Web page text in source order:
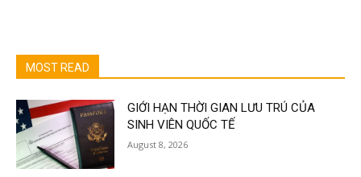
MOST READ
GIỚI HẠN THỜI GIAN LƯU TRÚ CỦA
SINH VIÊN QUỐC TẾ
August 8, 2026